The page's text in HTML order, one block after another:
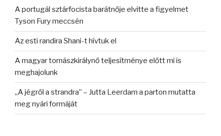
A portugál sztárfocista barátnője elvitte a figyelmet
Tyson Fury meccsén
Az esti randira Shani-t hívtuk el
A magyar tornászkirálynő teljesítménye előtt mi is
meghajolunk
„A jégről a strandra” – Jutta Leerdam a parton mutatta
meg nyári formáját